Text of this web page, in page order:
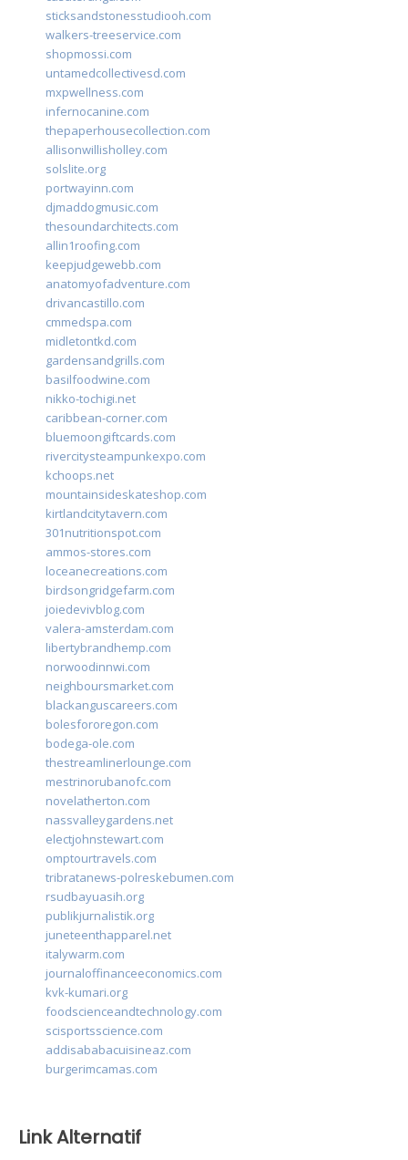
sticksandstonesstudiooh.com
walkers-treeservice.com
shopmossi.com
untamedcollectivesd.com
mxpwellness.com
infernocanine.com
thepaperhousecollection.com
allisonwillisholley.com
solslite.org
portwayinn.com
djmaddogmusic.com
thesoundarchitects.com
allin1roofing.com
keepjudgewebb.com
anatomyofadventure.com
drivancastillo.com
cmmedspa.com
midletontkd.com
gardensandgrills.com
basilfoodwine.com
nikko-tochigi.net
caribbean-corner.com
bluemoongiftcards.com
rivercitysteampunkexpo.com
kchoops.net
mountainsideskateshop.com
kirtlandcitytavern.com
301nutritionspot.com
ammos-stores.com
loceanecreations.com
birdsongridgefarm.com
joiedevivblog.com
valera-amsterdam.com
libertybrandhemp.com
norwoodinnwi.com
neighboursmarket.com
blackanguscareers.com
bolesfororegon.com
bodega-ole.com
thestreamlinerlounge.com
mestrinorubanofc.com
novelatherton.com
nassvalleygardens.net
electjohnstewart.com
omptourtravels.com
tribratanews-polreskebumen.com
rsudbayuasih.org
publikjurnalistik.org
juneteenthapparel.net
italywarm.com
journaloffinanceeconomics.com
kvk-kumari.org
foodscienceandtechnology.com
scisportsscience.com
addisababacuisineaz.com
burgerimcamas.com
Link Alternatif